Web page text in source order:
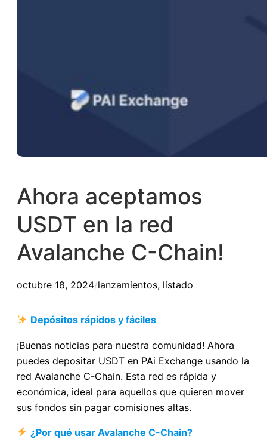
Ahora aceptamos
USDT en la red
Avalanche C-Chain!
octubre 18, 2024/lanzamientos, listado
Depósitos rápidos y fáciles
¡Buenas noticias para nuestra comunidad! Ahora
puedes depositar USDT en PAi Exchange usando la
red Avalanche C-Chain. Esta red es rápida y
económica, ideal para aquellos que quieren mover
sus fondos sin pagar comisiones altas.
¿Por qué usar Avalanche C-Chain?